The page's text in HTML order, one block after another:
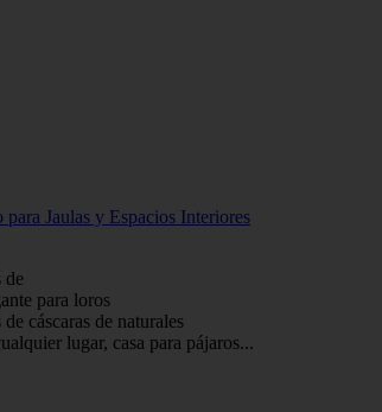
Jaulas y Espacios Interiores
de
para loros
cáscaras de naturales
lugar, casa para pájaros...